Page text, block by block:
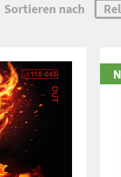
Sortieren nach